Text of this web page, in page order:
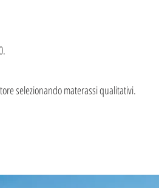
selezionando materassi qualitativi.